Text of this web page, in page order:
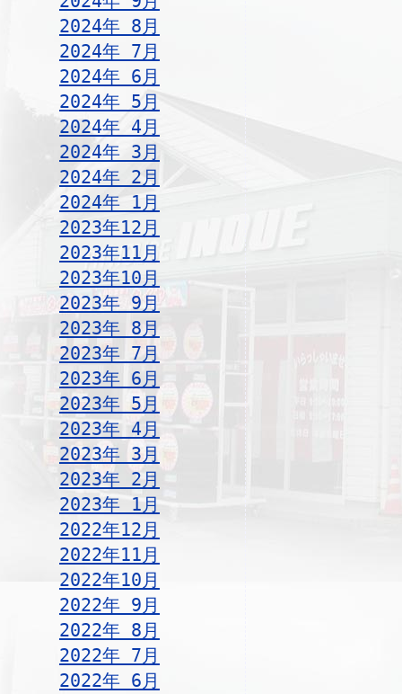
2024年 8月
2024年 7月
2024年 6月
2024年 5月
2024年 4月
2024年 3月
2024年 2月
2024年 1月
2023年12月
2023年11月
2023年10月
2023年 9月
2023年 8月
2023年 7月
2023年 6月
2023年 5月
2023年 4月
2023年 3月
2023年 2月
2023年 1月
2022年12月
2022年11月
2022年10月
2022年 9月
2022年 8月
2022年 7月
2022年 6月